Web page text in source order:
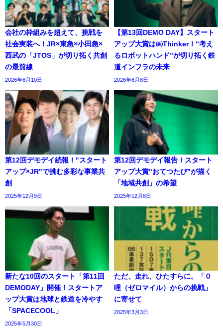
会社の枠組みを超えて、挑戦を
社会実装へ！JR×東急×小田急×
西武の「JTOS」が切り拓く共創
の最前線
2026年6月10日
【第13回DEMO DAY】スタート
アップ大賞は㈱Thinker！“考え
るロボットハンド”が切り拓く鉄
道インフラの未来
2026年6月8日
第12回デモデイ続報！"スタート
アップ×JR"で挑む多彩な事業共
創
2025年12月9日
第12回デモデイ報告！スタート
アップ大賞"おてつたび"が描く
「地域共創」の希望
2025年12月8日
新たな10回のスタート「第11回
DEMODAY」開催！スタートア
ップ大賞は地球と鉄道を冷やす
「SPACECOOL」
2025年5月30日
ただ、走れ、ひたすらに。「０
哩（ゼロマイル）からの挑戦」
に寄せて
2025年3月3日